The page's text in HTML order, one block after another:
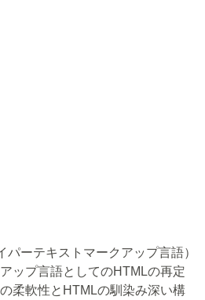
ーテキストマークアップ言語）
ップ言語としてのHTMLの再定
柔軟性とHTMLの馴染み深い構